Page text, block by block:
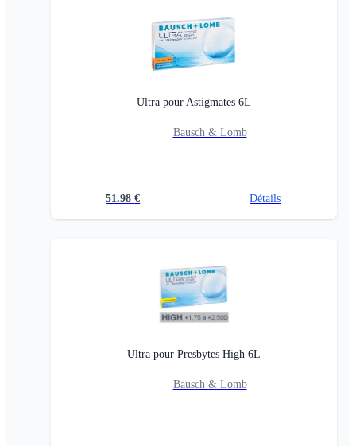
Ultra pour Astigmates 6L
Bausch & Lomb
51.98 € Détails
Ultra pour Presbytes High 6L
Bausch & Lomb